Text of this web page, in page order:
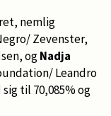
nemlig
Zevenster,
ogNadja
Leandro
til 70,085% og